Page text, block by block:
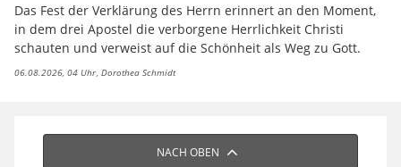
Das Fest der Verklärung des Herrn erinnert an den Moment,
in dem drei Apostel die verborgene Herrlichkeit Christi
schauten und verweist auf die Schönheit als Weg zu Gott.
06.08.2026, 04 Uhr Dorothea Schmidt
NACH OBEN